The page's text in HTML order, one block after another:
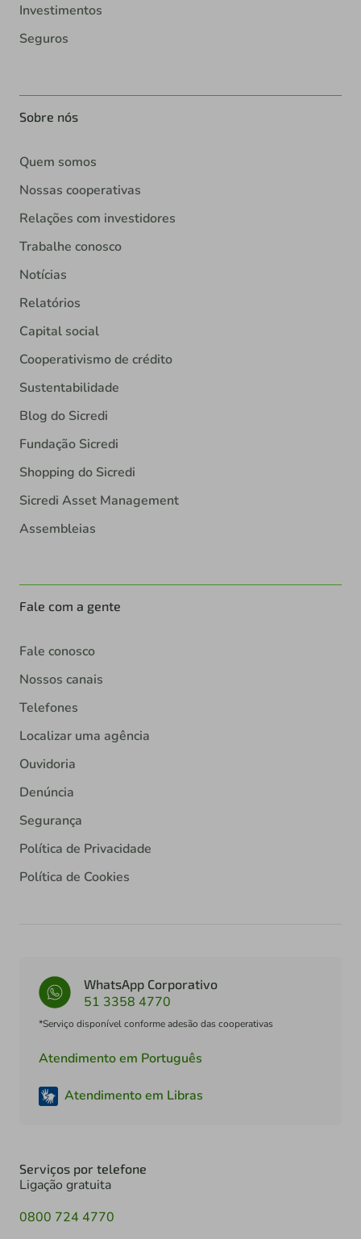
Investimentos
Seguros
Sobre nós
Quem somos
Nossas cooperativas
Relações com investidores
Trabalhe conosco
Notícias
Relatórios
Capital social
Cooperativismo de crédito
Sustentabilidade
Blog do Sicredi
Fundação Sicredi
Shopping do Sicredi
Sicredi Asset Management
Assembleias
Fale com a gente
Fale conosco
Nossos canais
Telefones
Localizar uma agência
Ouvidoria
Denúncia
Segurança
Política de Privacidade
Política de Cookies
WhatsApp Corporativo
51 3358 4770
*Serviço disponível conforme adesão das cooperativas
Atendimento em Português
Atendimento em Libras
Serviços por telefone
Ligação gratuita
0800 724 4770